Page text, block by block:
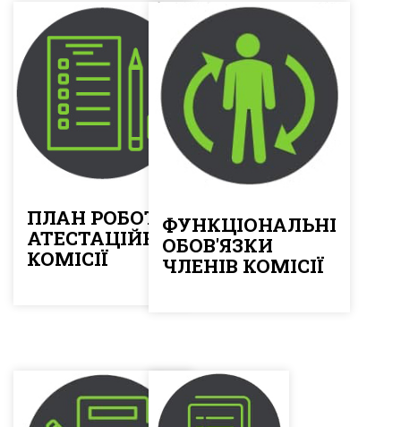
ПЛАН РОБОТИ
АТЕСТАЦІЙНОЇ
КОМІСІЇ
ФУНКЦІОНАЛЬНІ
ОБОВ'ЯЗКИ
ЧЛЕНІВ КОМІСІЇ